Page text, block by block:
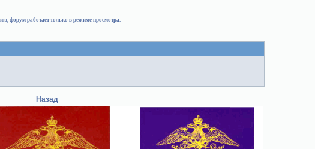
форум работает только в режиме просмотра.
Назад